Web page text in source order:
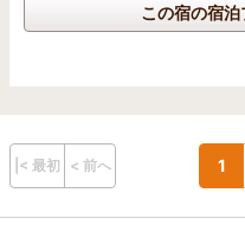
この宿の宿
|< 最初 < 前へ 1